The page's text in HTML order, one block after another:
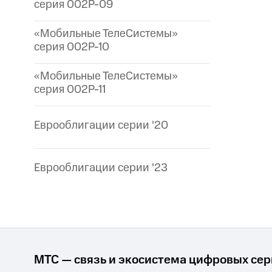
серия 002P-09
«Мобильные ТелеСистемы»
серия 002P-10
«Мобильные ТелеСистемы»
серия 002P-11
Еврооблигации серии '20
Еврооблигации серии '23
МТС — связь и экосистема цифровых